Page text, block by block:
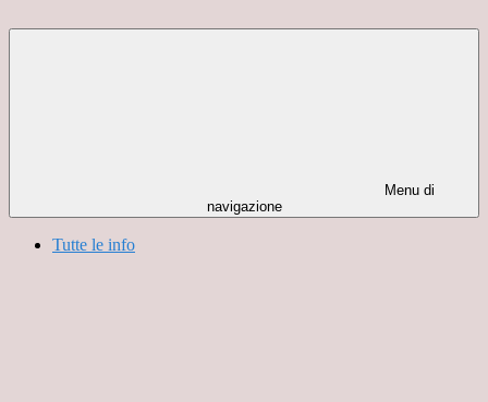
Menu di
navigazione
Tutte le info